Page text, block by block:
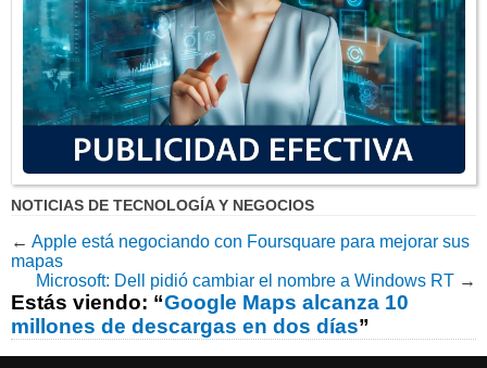
NOTICIAS DE TECNOLOGÍA Y NEGOCIOS
← Apple está negociando con Foursquare para mejorar sus
mapas
Microsoft: Dell pidió cambiar el nombre a Windows RT →
Estás viendo: “Google Maps alcanza 10
millones de descargas en dos días”